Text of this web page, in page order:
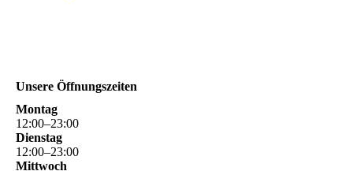
Unsere Öffnungszeiten
Montag
12:00–23:00
Dienstag
12:00–23:00
Mittwoch